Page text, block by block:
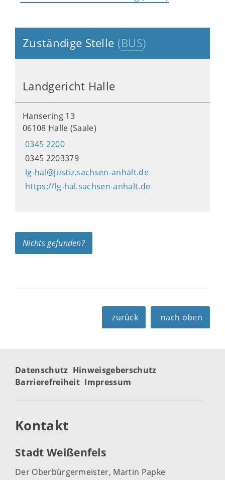
Zuständige Stelle (BUS)
Landgericht Halle
Hansering 13
06108 Halle (Saale)
0345 2200
0345 2203379
lg-hal@justiz.sachsen-anhalt.de
https://lg-hal.sachsen-anhalt.de
Nichts gefunden?
zurück nach oben
Datenschutz Hinweisgeberschutz
Barrierefreiheit Impressum
Kontakt
Stadt Weißenfels
Der Oberbürgermeister, Martin Papke